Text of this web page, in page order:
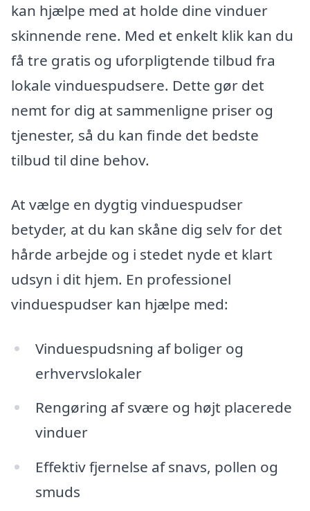
kan hjælpe med at holde dine vinduer
skinnende rene. Med et enkelt klik kan du
få tre gratis og uforpligtende tilbud fra
lokale vinduespudsere. Dette gør det
nemt for dig at sammenligne priser og
tjenester, så du kan finde det bedste
tilbud til dine behov.
At vælge en dygtig vinduespudser
betyder, at du kan skåne dig selv for det
hårde arbejde og i stedet nyde et klart
udsyn i dit hjem. En professionel
vinduespudser kan hjælpe med:
Vinduespudsning af boliger og
erhvervslokaler
Rengøring af svære og højt placerede
vinduer
Effektiv fjernelse af snavs, pollen og
smuds